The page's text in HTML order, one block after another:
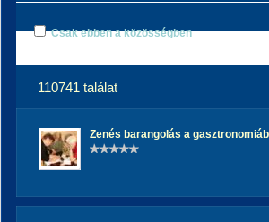
Csak ebben a közösségben
110741 találat
Zenés barangolás a